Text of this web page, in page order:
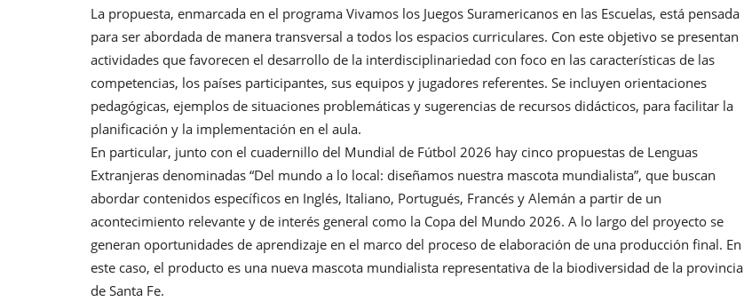
La propuesta, enmarcada en el programa Vivamos los Juegos Suramericanos en las Escuelas, está pensada
para ser abordada de manera transversal a todos los espacios curriculares. Con este objetivo se presentan
actividades que favorecen el desarrollo de la interdisciplinariedad con foco en las características de las
competencias, los países participantes, sus equipos y jugadores referentes. Se incluyen orientaciones
pedagógicas, ejemplos de situaciones problemáticas y sugerencias de recursos didácticos, para facilitar la
planificación y la implementación en el aula.
En particular, junto con el cuadernillo del Mundial de Fútbol 2026 hay cinco propuestas de Lenguas
Extranjeras denominadas “Del mundo a lo local: diseñamos nuestra mascota mundialista”, que buscan
abordar contenidos específicos en Inglés, Italiano, Portugués, Francés y Alemán a partir de un
acontecimiento relevante y de interés general como la Copa del Mundo 2026. A lo largo del proyecto se
generan oportunidades de aprendizaje en el marco del proceso de elaboración de una producción final. En
este caso, el producto es una nueva mascota mundialista representativa de la biodiversidad de la provincia
de Santa Fe.